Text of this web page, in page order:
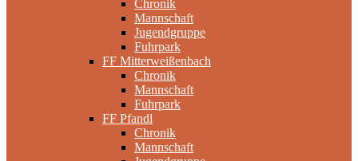
Chronik
Mannschaft
Jugendgruppe
Fuhrpark
FF Mitterweißenbach
Chronik
Mannschaft
Fuhrpark
FF Pfandl
Chronik
Mannschaft